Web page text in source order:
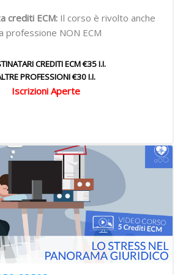
crediti ECM: Il corso è rivolto anche
professione NON ECM
CREDITI ECM €35 I.I.
PROFESSIONI €30 I.I.
Iscrizioni Aperte